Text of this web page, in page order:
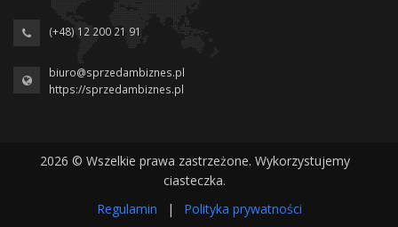
(+48) 12 200 21 91
biuro@sprzedambiznes.pl
https://sprzedambiznes.pl
2026 © Wszelkie prawa zastrzeżone. Wykorzystujemy
ciasteczka.
Regulamin
| Polityka prywatności